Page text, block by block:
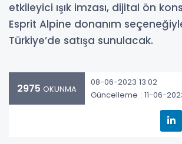
etkileyici ışık imzası, dijital ön
Esprit Alpine donanım
Türkiye’de satışa sunulacak.
2975 OKUNMA
08-06-2023 13:02
Güncelleme : 11-06-